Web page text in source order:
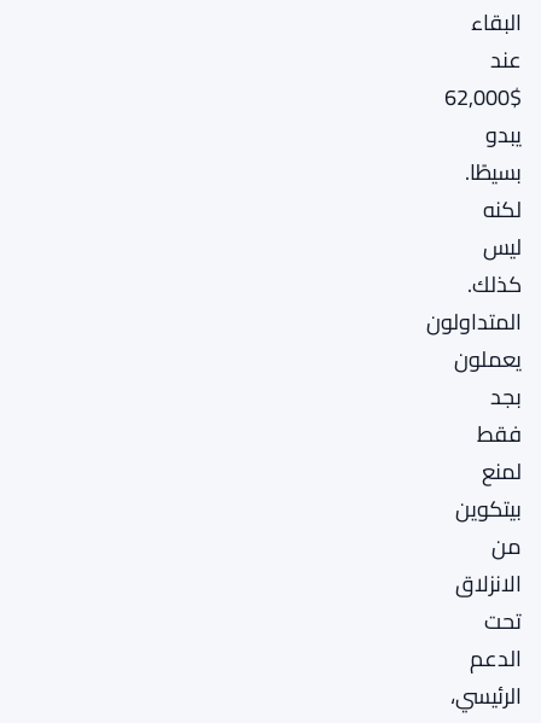
البقاء
عند
$62,000
يبدو
بسيطًا.
لكنه
ليس
كذلك.
المتداولون
يعملون
بجد
فقط
لمنع
بيتكوين
من
الانزلاق
تحت
الدعم
الرئيسي،